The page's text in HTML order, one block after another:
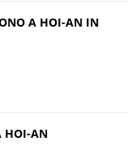
A HOI-AN IN
HOI-AN